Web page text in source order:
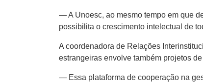
— A Unoesc, ao mesmo tempo em que
possibilita o crescimento intelectual de
A coordenadora de Relações
estrangeiras envolve também projetos
— Essa plataforma de cooperação na